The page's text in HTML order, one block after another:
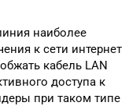
наиболее
к сети интернет
кабель LAN
доступа к
при таком типе